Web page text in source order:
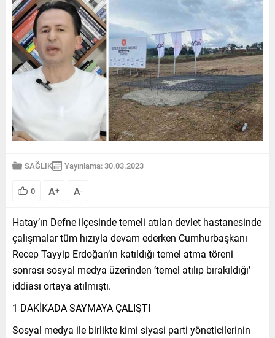
SAĞLIK Yayınlama: 30.03.2023
0 A+ A-
Hatay’ın Defne ilçesinde temeli atılan devlet hastanesinde
çalışmalar tüm hızıyla devam ederken Cumhurbaşkanı
Recep Tayyip Erdoğan’ın katıldığı temel atma töreni
sonrası sosyal medya üzerinden ‘temel atılıp bırakıldığı’
iddiası ortaya atılmıştı.
1 DAKİKADA SAYMAYA ÇALIŞTI
Sosyal medya ile birlikte kimi siyasi parti yöneticilerinin